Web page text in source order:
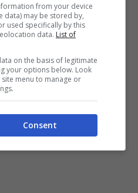
from your device
data) may be stored by,
used specifically by this
data. List of
on the basis of legitimate
your options below. Look
menu to manage or
Consent